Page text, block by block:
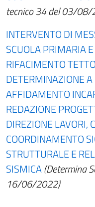
tecnico 34 del 03/
INTERVENTO DI
SCUOLA PRIMARIA
RIFACIMENTO
DETERMINAZIONE
AFFIDAMENTO
REDAZIONE
DIREZIONE LAVORI,
COORDINAMENTO
STRUTTURALE E
SISMICA(Determina
16/06/2022)